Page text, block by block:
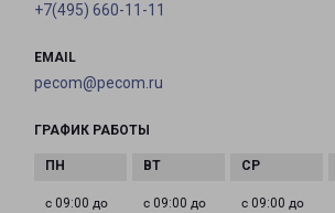
+7(495) 660-11-11
EMAIL
pecom@pecom.ru
ГРАФИК РАБОТЫ
с 09:00 до
с 09:00 до
с 09:00 до